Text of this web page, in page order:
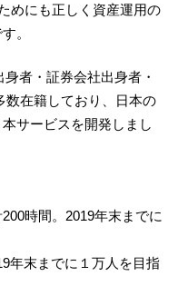
めにも正しく資産運用の
。
者・証券会社出身者・
数在籍しており、日本の
サービスを開発しまし
時間。2019年末までに
年末までに１万人を目指